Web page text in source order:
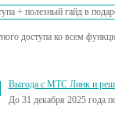
доступа ко всем
Выгода с МТС Линк и
До 31 декабря 2025 года